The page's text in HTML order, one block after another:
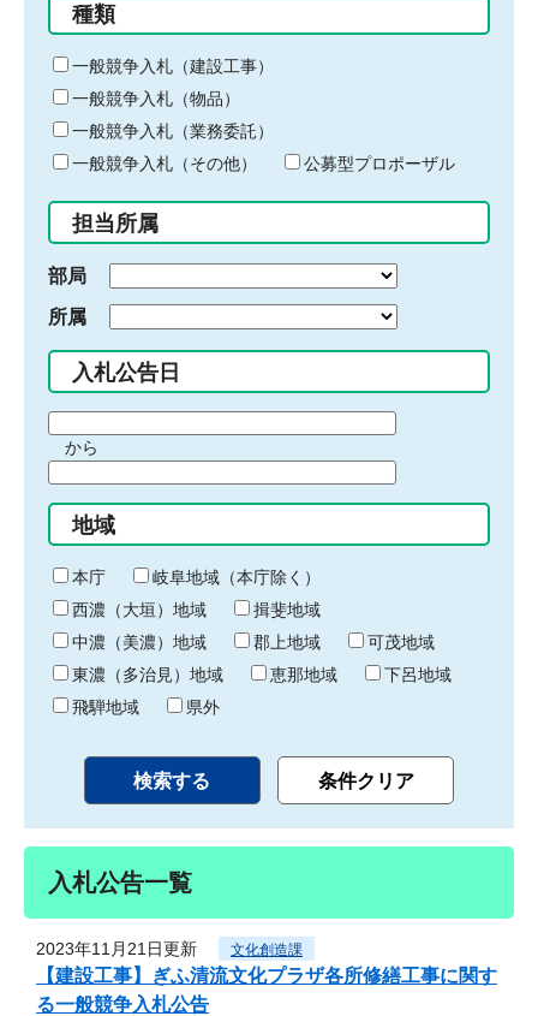
る
キ
ー
ワ
ー
ド
入
力
種類
一般競争入札（建設工事）
一般競争入札（物品）
一般競争入札（業務委託）
一般競争入札（その他）
公募型プロポーザル
担当所属
部局
所属
入札公告日
間
始
り
から
間
終
わ
り
地域
本庁
岐阜地域（本庁除く）
西濃（大垣）地域
揖斐地域
中濃（美濃）地域
郡上地域
可茂地域
東濃（多治見）地域
恵那地域
下呂地域
飛騨地域
県外
入札公告一覧
2023年11月21日更新 文化創造課
【建設工事】ぎふ清流文化プラザ各所修繕工事に関す
る一般競争入札公告